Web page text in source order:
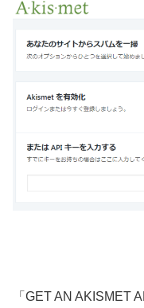
「 GET AN AKISMET